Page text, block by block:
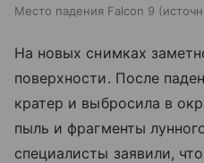
Место падения Falcon 9
На новых снимках
поверхности. После
кратер и выбросила в
пыль и фрагменты
специалисты заявили,